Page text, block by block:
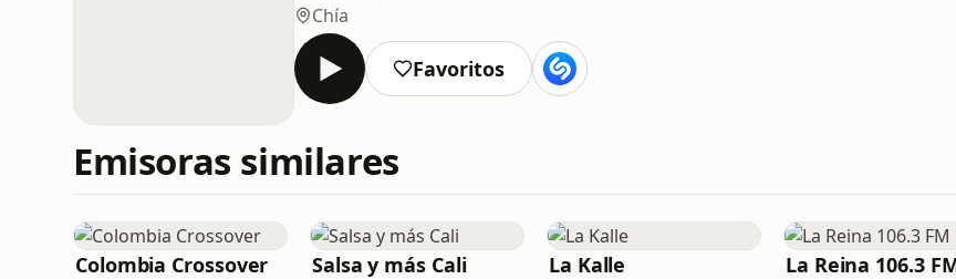
Chía
Favoritos
Emisoras similares
Colombia Crossover Salsa y más Cali La Kalle La Reina 106.3